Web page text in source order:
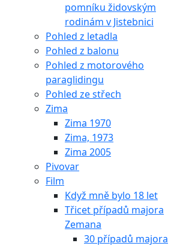
pomníku židovským
rodinám v Jistebnici
Pohled z letadla
Pohled z balonu
Pohled z motorového
paraglidingu
Pohled ze střech
Zima
Zima 1970
Zima, 1973
Zima 2005
Pivovar
Film
Když mně bylo 18 let
Třicet případů majora
Zemana
30 případů majora